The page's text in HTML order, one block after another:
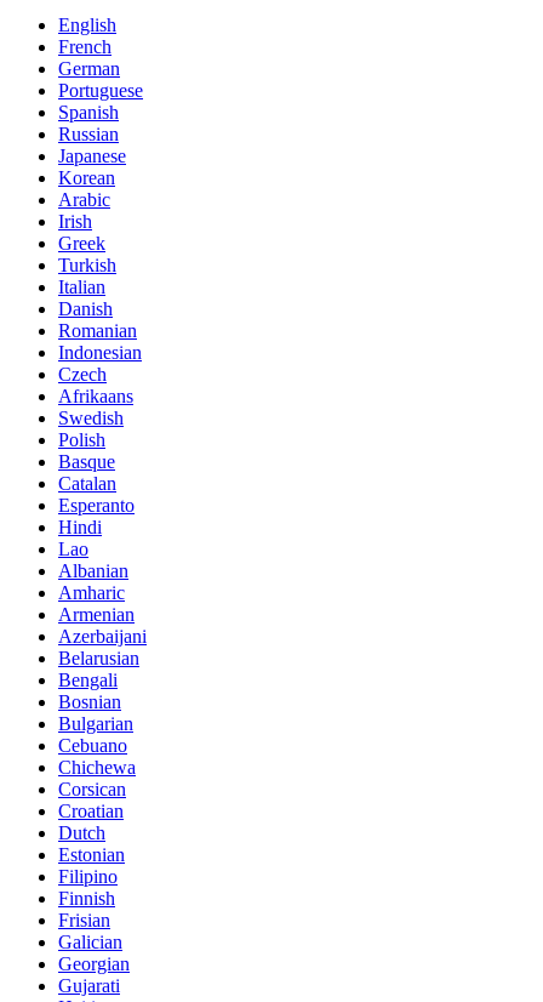
English
French
German
Portuguese
Spanish
Russian
Japanese
Korean
Arabic
Irish
Greek
Turkish
Italian
Danish
Romanian
Indonesian
Czech
Afrikaans
Swedish
Polish
Basque
Catalan
Esperanto
Hindi
Lao
Albanian
Amharic
Armenian
Azerbaijani
Belarusian
Bengali
Bosnian
Bulgarian
Cebuano
Chichewa
Corsican
Croatian
Dutch
Estonian
Filipino
Finnish
Frisian
Galician
Georgian
Gujarati